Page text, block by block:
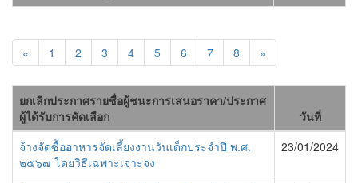
« 1 2 3 4 5 6 7 8 »
ยกเลิกประกาศรายชื่อผู้ชนะการเสนอราคา/ประกาศ
ผู้ได้รับการคัดเลือก
วันที่
จ้างจัดซื้ออาหารจัดเลี้ยงงานวันเด็กประจำปี พ.ศ.
๒๕๖๗ โดยวิธีเฉพาะเจาะจง
23/01/2024